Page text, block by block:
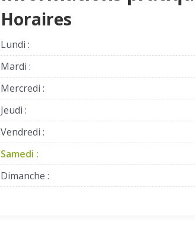
Horaires
Lundi :
Mardi :
Mercredi :
Jeudi :
Vendredi :
Samedi :
Dimanche :